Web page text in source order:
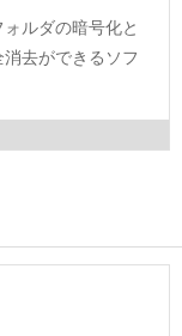
ルダの暗号化と
去ができるソフ